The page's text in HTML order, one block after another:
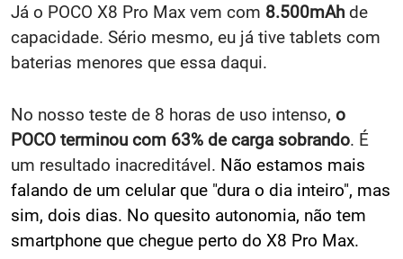
Já o POCO X8 Pro Max vem com 8.500mAh de
capacidade. Sério mesmo, eu já tive tablets com
baterias menores que essa daqui.
No nosso teste de 8 horas de uso intenso, o
POCO terminou com 63% de carga sobrando. É
um resultado inacreditável. Não estamos mais
falando de um celular que "dura o dia inteiro", mas
sim, dois dias. No quesito autonomia, não tem
smartphone que chegue perto do X8 Pro Max.